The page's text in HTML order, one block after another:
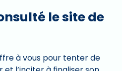
le site de
à vous pour tenter de